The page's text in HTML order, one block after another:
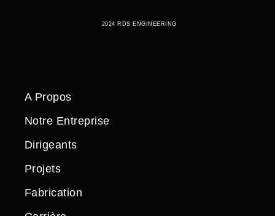
2024 RDS ENGINEERING
A Propos
Notre Entreprise
Dirigeants
Projets
Fabrication